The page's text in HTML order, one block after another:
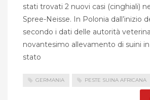
stati trovati 2 nuovi casi (cinghiali)
Spree-Neisse. In Polonia dall’inizio
secondo i dati delle autorità
novantesimo allevamento di suini
stato
GERMANIA PESTE SUINA AFRICANA